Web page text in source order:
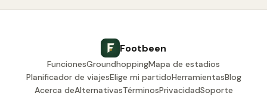
Footbeen
FuncionesGroundhoppingMapa de estadios
Planificador de viajesElige mi partidoHerramientasBlog
Acerca deAlternativasTérminosPrivacidadSoporte